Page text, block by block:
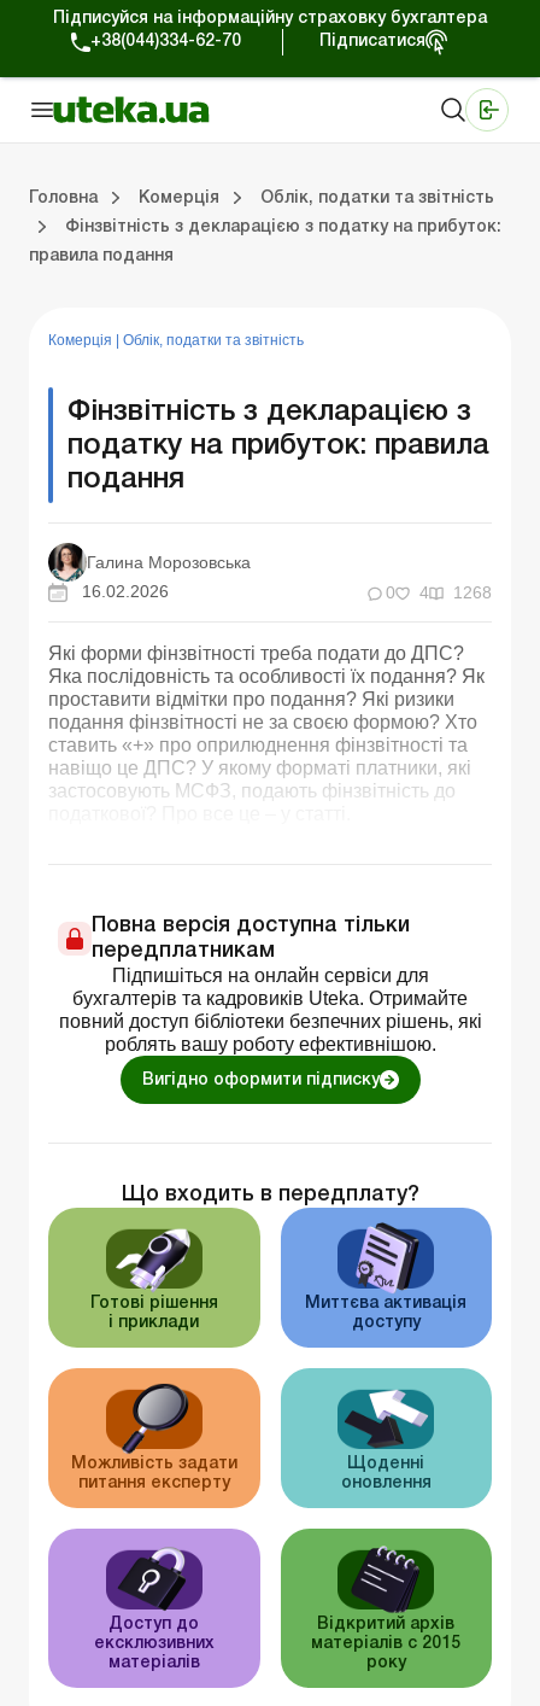
Підписуйся на інформаційну страховку бухгалтера
+38(044)334-62-70
Підписатися
Головна Комерція
Облік, податки та звiтнiсть
Фінзвітність з декларацією з податку на прибуток:
правила подання
Комерція Облік, податки та звiтнiсть
Фінзвітність з декларацією з
податку на прибуток: правила
подання
Галина Морозовська
16.02.2026
0 4 1268
Які форми фінзвітності треба подати до ДПС?
Яка послідовність та особливості їх подання? Як
проставити відмітки про подання? Які ризики
подання фінзвітності не за своєю формою? Хто
ставить «+» про оприлюднення фінзвітності та
навіщо це ДПС? У якому форматі платники, які
застосовують МСФЗ, подають фінзвітність до
Повна версія доступна тільки
передплатникам
Підпишіться на онлайн сервіси для
бухгалтерів та кадровиків Uteka. Отримайте
повний доступ бібліотеки безпечних рішень, які
роблять вашу роботу ефективнішою.
Вигідно оформити підписку
Що входить в передплату?
Готові рішення
і приклади
Миттєва активація
доступу
Можливість задати
питання експерту
Щоденні
оновлення
Доступ до
ексклюзивних
матеріалів
Відкритий архів
матеріалів c 2015
року